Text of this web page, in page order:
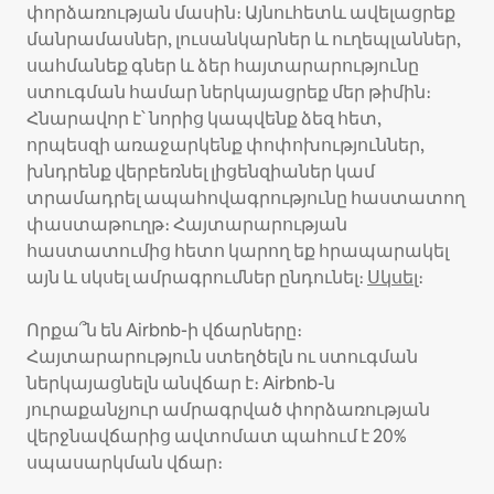
փորձառության մասին։ Այնուհետև ավելացրեք
մանրամասներ, լուսանկարներ և ուղեպլաններ,
սահմանեք գներ և ձեր հայտարարությունը
ստուգման համար ներկայացրեք մեր թիմին։
Հնարավոր է՝ նորից կապվենք ձեզ հետ,
որպեսզի առաջարկենք փոփոխություններ,
խնդրենք վերբեռնել լիցենզիաներ կամ
տրամադրել ապահովագրությունը հաստատող
փաստաթուղթ։ Հայտարարության
հաստատումից հետո կարող եք հրապարակել
այն և սկսել ամրագրումներ ընդունել։ Սկսել։
Որքա՞ն են Airbnb-ի վճարները։
Հայտարարություն ստեղծելն ու ստուգման
ներկայացնելն անվճար է։ Airbnb-ն
յուրաքանչյուր ամրագրված փորձառության
վերջնավճարից ավտոմատ պահում է 20%
սպասարկման վճար։